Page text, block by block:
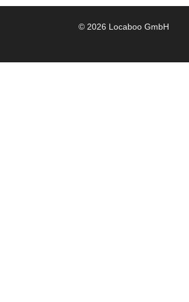
© 2026 Locaboo GmbH